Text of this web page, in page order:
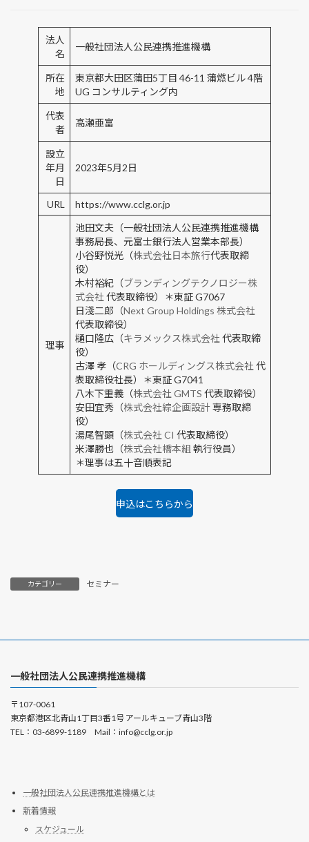
法人
名
一般社団法人公民連携推進機構
所在
地
東京都大田区蒲田5丁目 46-11 蒲燃ビル 4階
UG コンサルティング内
代表
者
高瀬亜富
設立
年月
日
2023年5月2日
URL https://www.cclg.or.jp
理事
池田文夫（一般社団法人公民連携推進機構
事務局長、元富士銀行法人営業本部長）
小谷野悦光（株式会社日本旅行代表取締
役）
木村裕紀（ブランディングテクノロジー株
式会社 代表取締役）＊東証 G7067
日淺二郎（Next Group Holdings 株式会社
代表取締役）
樋口隆広（キラメックス株式会社 代表取締
役）
古澤 孝（CRG ホールディングス株式会社 代
表取締役社長）＊東証 G7041
八木下重義（株式会社 GMTS 代表取締役）
安田宜秀（株式会社綜企画設計専務取締
役）
湯尾智顕（株式会社 CI 代表取締役）
米澤勝也（株式会社橋本組 執行役員）
＊理事は五十音順表記
申込はこちらから
カテゴリー セミナー
一般社団法人公民連携推進機構
〒107-0061
東京都港区北青山1丁目3番1号 アールキューブ青山3階
TEL：03-6899-1189 Mail：info@cclg.or.jp
一般社団法人公民連携推進機構とは
新着情報
スケジュール